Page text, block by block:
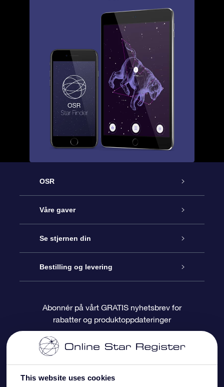
This website uses cookies
OSR
Kundeservice
Kontakt oss
Bloggen
Anmeldelser
Våre gaver
Online Stjernegave
OSR Gavepakke
OSR-gavekortet
Bedriftsgaver
Se stjernen din
Star Register
Pesontilpasset stjerneside
One Million Stars
OSR Starsaver
Bestilling og levering
Betalingsinformasjon
Fraktinformasjon
Returpolicy
Abonnér på vårt GRATIS nyhetsbrev for
rabatter og produktoppdateringer